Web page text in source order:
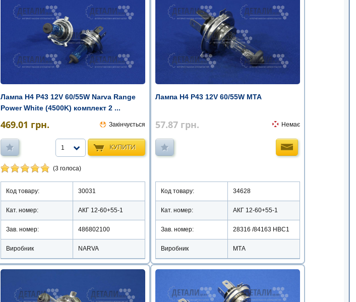
Лампа Н4 Р43 12V 60/55W Narva Range
Power White (4500K) комплект 2 ...
469.01 грн. Закінчується
КУПИТИ
1
(3 голоса)
Код товару: 30031
Кат. номер: АКГ 12-60+55-1
Зав. номер: 486802100
Виробник NARVA
Лампа Н4 Р43 12V 60/55W МТА
57.87 грн. Немає
Код товару: 34628
Кат. номер: АКГ 12-60+55-1
Зав. номер: 28316 /84163 HBC1
Виробник МТА